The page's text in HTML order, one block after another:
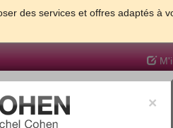
des services et offres adaptés à
GROSSESSE & BEBE ×